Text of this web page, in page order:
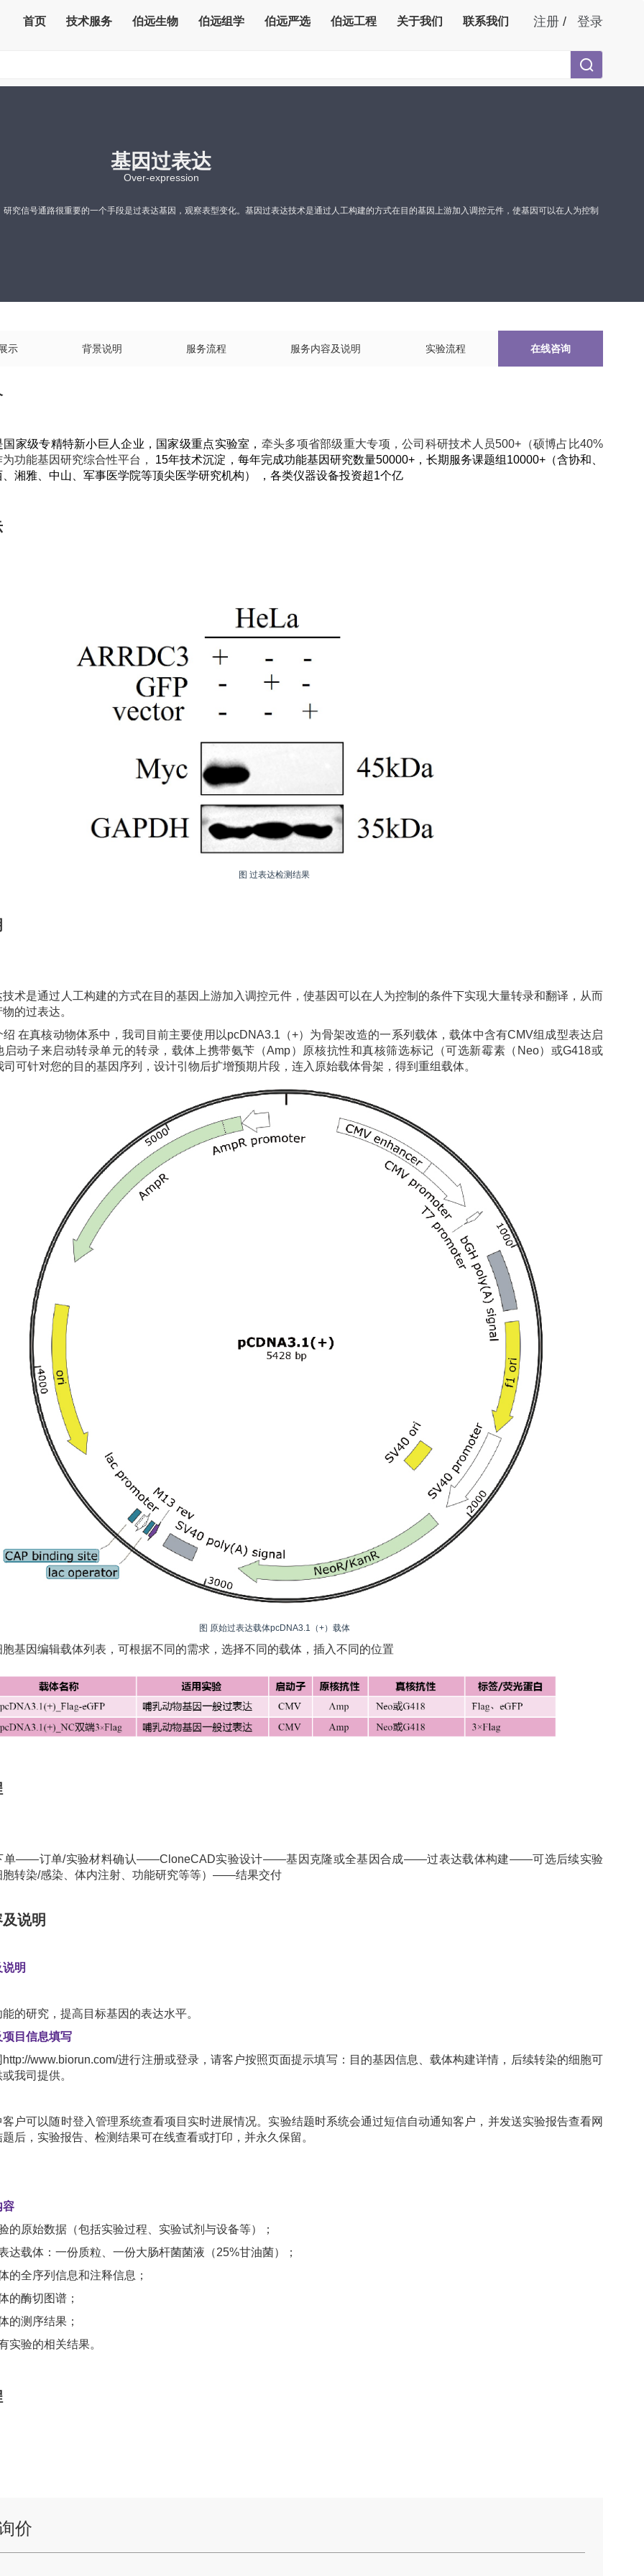
基因过表达
Over-expression
究信号通路很重要的一个手段是过表达基因，观察表型变化。基因过表达技术是通过人工构建的方式在目的基因上游加入调控元件，使基因可以在人为控制
示 背景说明 服务流程 服务内容及说明 实验流程 在线咨询
家级专精特新小巨人企业， 国家级重点实验室， 牵头多项省部级重大专项，公司科研技术人员500+（硕博占比40%
功能基因研究综合性平台，
15年技术沉淀，每年完成功能基因研究数量50000+，长期服务课题组10000+（含协和、
湘雅、中山、军事医学院等顶尖医学研究机构）
， 各类仪器设备投资超1个亿
图 过表达检测结果
术是通过人工构建的方式在目的基因上游加入调控元件，使基因可以在人为控制的条件下实现大量转录和翻译，从而
的过表达。
绍 在真核动物体系中，我司目前主要使用以pcDNA3.1（+）为骨架改造的一系列载体，载体中含有CMV组成型表达启
启动子来启动转录单元的转录，载体上携带氨苄（Amp）原核抗性和真核筛选标记（可选新霉素（Neo）或G418或
司可针对您的目的基因序列，设计引物后扩增预期片段，连入原始载体骨架，得到重组载体。
图 原始过表达载体pcDNA3.1（+）载体
基因编辑载体列表，可根据不同的需求，选择不同的载体，插入不同的位置
单——订单/实验材料确认——CloneCAD实验设计——基因克隆或全基因合成——过表达载体构建——可选后续实验
胞转染/感染、体内注射、功能研究等等）——结果交付
说明
明
的研究，提高目标基因的表达水平。
目信息填写
www.biorun.com/进行注册或登录，请客户按照页面提示填写：目的基因信息、载体构建详情，后续转染的细胞可
我司提供。
户可以随时登入管理系统查看项目实时进展情况。实验结题时系统会通过短信自动通知客户，并发送实验报告查看网
后，实验报告、检测结果可在线查看或打印，并永久保留。
容
的原始数据（包括实验过程、实验试剂与设备等）；
达载体：一份质粒、一份大肠杆菌菌液（25%甘油菌）；
的全序列信息和注释信息；
的酶切图谱；
的测序结果；
实验的相关结果。
价
注册 / 登录
首页 技术服务 伯远生物 伯远组学 伯远严选 伯远工程 关于我们 联系我们